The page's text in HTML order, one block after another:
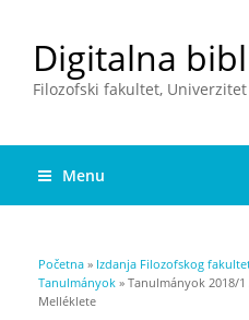
Digitalna
Filozofski fakultet,
Menu
You are here
Početna » Izdanja Filozofskog
Tanulmányok » Tanulmányok 2018/1
Melléklete